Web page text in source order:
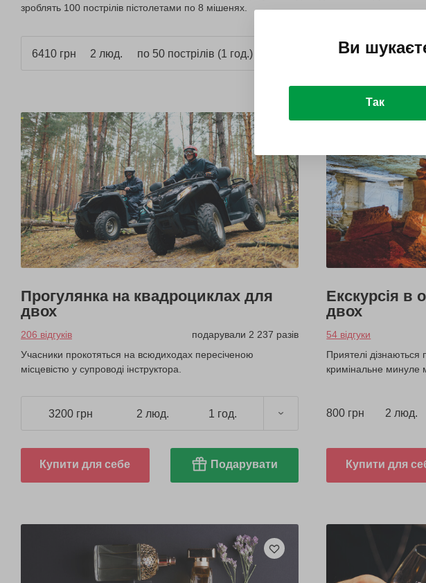
зроблять 100 пострілів пістолетами по 8 мішенях.
6410 грн 2 люд. по 50 пострілів (1 год.) Купити для
Прогулянка на квадроциклах для
двох
206 відгуків
подарували 2 237 разів
Учасники прокотяться на всюдиходах пересіченою
місцевістю у супроводі інструктора.
3200 грн 2 люд. 1 год.
Купити для себе Подарувати
Екскурсія в
двох
54 відгуки
Приятелі дізнаються
кримінальне минуле
800 грн 2 люд.
Купити для
Ви
Так